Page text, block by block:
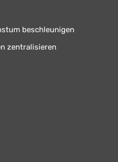
beschleunigen
zentralisieren